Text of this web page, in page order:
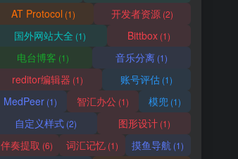
AT Protocol (1) 开发者资源(2)
国外网站大全 (1) Bittbox(1)
电台博客 (1) 音乐分离 (1)
reditor编辑器 (1) 账号评估(1)
MedPeer (1) 智汇办公 (1) 模兜 (1)
自定义样式(2) 图形设计(1)
伴奏提取 (6) 词汇记忆(1) 摸鱼导航 (1)